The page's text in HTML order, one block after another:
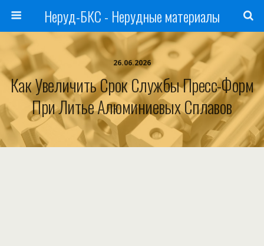
Неруд-БКС - Нерудные материалы
26.06.2026
Как Увеличить Срок Службы Пресс-Форм
При Литье Алюминиевых Сплавов